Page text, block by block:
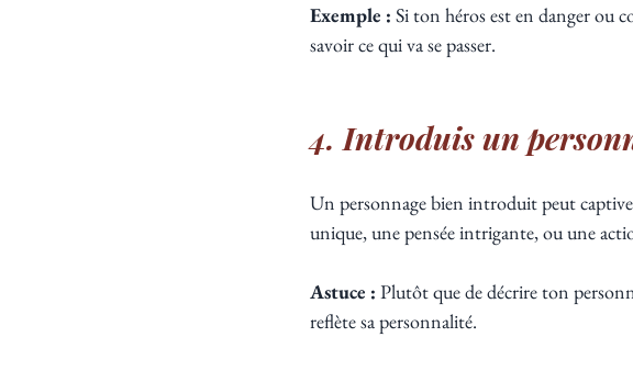
Exemple : Si ton héros est en danger ou
savoir ce qui va se passer.
4. Introduis un
Un personnage bien introduit peut
unique, une pensée intrigante, ou une
Astuce : Plutôt que de décrire ton
reflète sa personnalité.